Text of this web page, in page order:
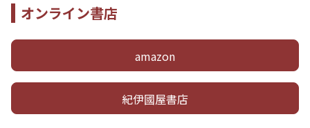
オンライン書店
amazon
紀伊國屋書店